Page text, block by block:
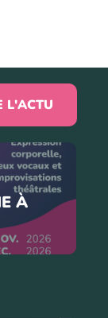
L'ACTU
À